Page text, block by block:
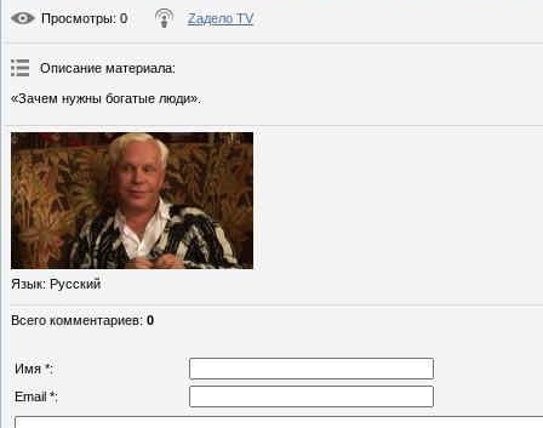
Просмотры: 0 Zадело TV
Описание материала:
«Зачем нужны богатые люди».
Язык: Русский
Всего комментариев: 0
Имя *:
Email *: